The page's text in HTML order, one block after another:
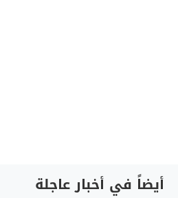
أيضاً في أخبار عاجلة